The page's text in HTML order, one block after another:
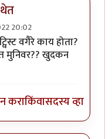
20:02
कपिलमुनीवगैरे काय होता?
खुदकन
कराकिंवासदस्य व्हा